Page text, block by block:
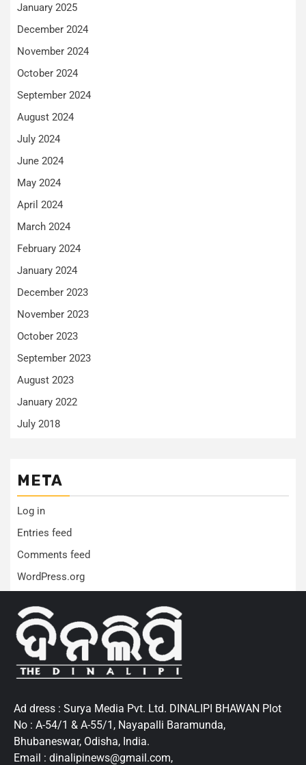
January 2025
December 2024
November 2024
October 2024
September 2024
August 2024
July 2024
June 2024
May 2024
April 2024
March 2024
February 2024
January 2024
December 2023
November 2023
October 2023
September 2023
August 2023
January 2022
July 2018
META
Log in
Entries feed
Comments feed
WordPress.org
Ad dress : Surya Media Pvt. Ltd. DINALIPI BHAWAN Plot
No : A-54/1 & A-55/1, Nayapalli Baramunda,
Bhubaneswar, Odisha, India.
Email : dinalipinews@gmail.com,